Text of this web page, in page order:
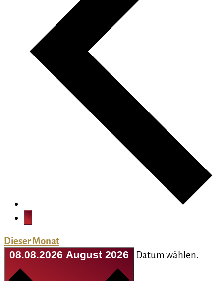
Dieser Monat
08.08.2026 August 2026 Datum wählen.